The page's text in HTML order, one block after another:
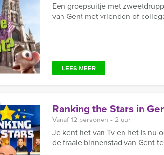
Een groepsuitje met
van Gent met vrienden of
LEES MEER
Ranking the Stars in
Vanaf 12 personen ‐ 2 uur
Je kent het van Tv en het is nu
de fraaie binnenstad van Gent